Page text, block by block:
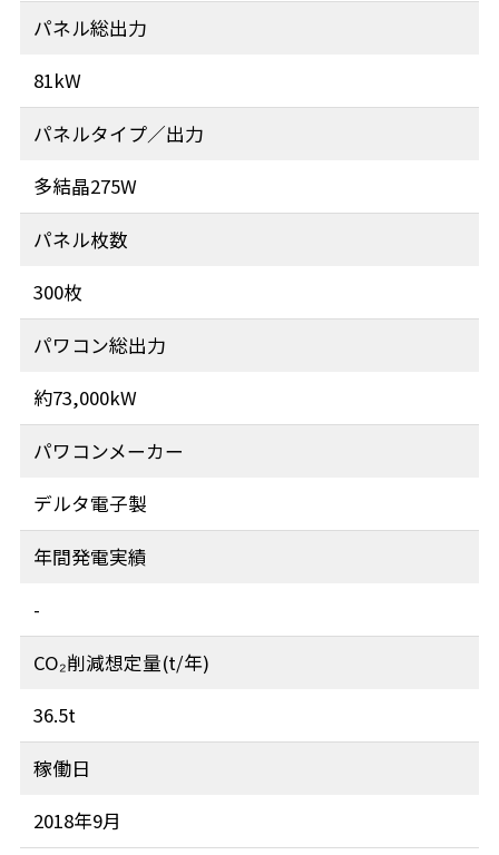
パネル総出力
81kW
パネルタイプ／出力
多結晶275W
パネル枚数
300枚
パワコン総出力
約73,000kW
パワコンメーカー
デルタ電子製
年間発電実績
-
CO₂削減想定量(t/年)
36.5t
稼働日
2018年9月